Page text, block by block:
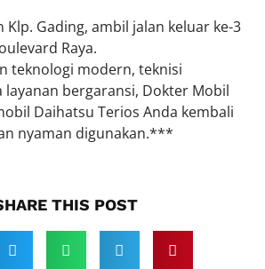
Klp. Gading, ambil jalan keluar ke-3
Raya.
teknologi modern, teknisi
bergaransi, Dokter Mobil
Daihatsu Terios Anda kembali
nyaman digunakan.***
THIS POST​